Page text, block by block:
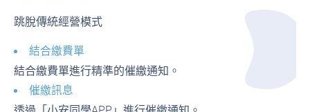
跳脫傳統經營模式
結合繳費單
結合繳費單進行精準的催繳通知。
催繳訊息